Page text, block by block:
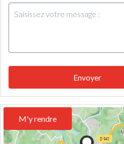
Envoyer
M'y rendre